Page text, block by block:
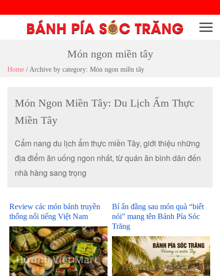
Menu
Món ngon miền tây
Home / Archive by category: Món ngon miền tây
Món Ngon Miền Tây: Du Lịch Ẩm Thực
Miền Tây
Cẩm nang du lịch ẩm thực miền Tây, giới thiệu những
địa điểm ăn uống ngon nhất, từ quán ăn bình dân đến
nhà hàng sang trọng
Review các món bánh truyền
thống nổi tiếng Việt Nam
Bí ẩn đằng sau món quà “biết
nói” mang tên Bánh Pía Sóc
Trăng